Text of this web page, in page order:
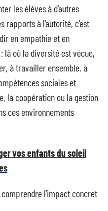
les élèves à d’autres
rapports à l’autorité, c’est
en empathie et en
là où la diversité est vécue,
à travailler ensemble, à
sociales et
la coopération ou la gestion
ces environnements
vos enfants du soleil
l’impact concret